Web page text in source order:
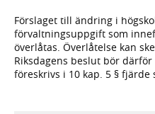
Förslaget till ändring i
förvaltningsuppgift som
överlåtas. Överlåtelse kan
Riksdagens beslut bör
föreskrivs i 10 kap. 5 § fjärde